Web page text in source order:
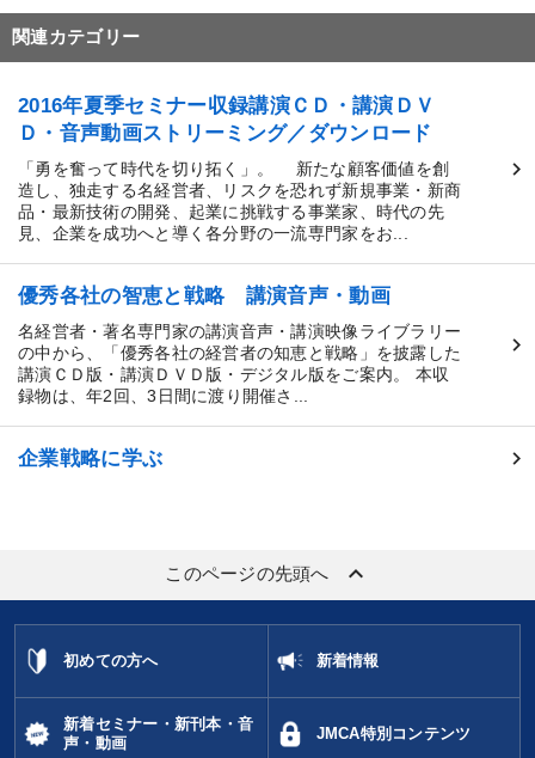
関連カテゴリー
2016年夏季セミナー収録講演ＣＤ・講演ＤＶ
Ｄ・音声動画ストリーミング／ダウンロード
「勇を奮って時代を切り拓く」。 新たな顧客価値を創
造し、独走する名経営者、リスクを恐れず新規事業・新商
品・最新技術の開発、起業に挑戦する事業家、時代の先
見、企業を成功へと導く各分野の一流専門家をお...
優秀各社の智恵と戦略 講演音声・動画
名経営者・著名専門家の講演音声・講演映像ライブラリー
の中から、「優秀各社の経営者の知恵と戦略」を披露した
講演ＣＤ版・講演ＤＶＤ版・デジタル版をご案内。 本収
録物は、年2回、3日間に渡り開催さ...
企業戦略に学ぶ
このページの先頭へ keyboard_arrow_up
初めての方へ 新着情報
新着セミナー・新刊本・音
声・動画
JMCA特別コンテンツ